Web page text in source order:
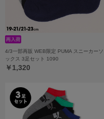
4/3一部再販 WEB限定 PUMA スニーカーソ
ックス 3足セット 1090
￥1,320